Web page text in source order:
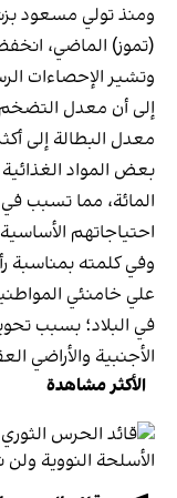
ومنذ تولي مسعود
(تموز) الماضي،
وتشير الإحصاءات
المائة، مما تسبب في
احتياجاتهم
وفي كلمته بمناسبة
علي خامنئي
في البلاد؛ بسبب
الأجنبية والأراضي
الأكثر مشاهدة